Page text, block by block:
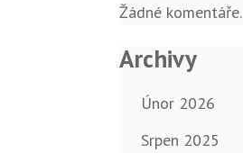
Žádné komentáře.
Archivy
Únor 2026
Srpen 2025